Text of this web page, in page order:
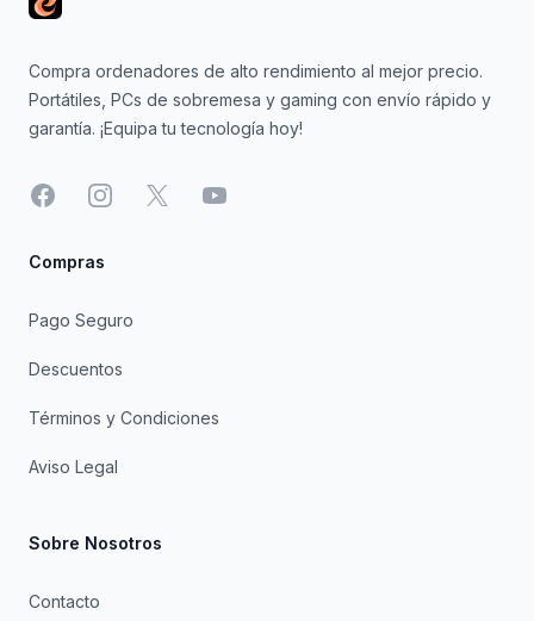
Compra ordenadores de alto rendimiento al mejor precio.
Portátiles, PCs de sobremesa y gaming con envío rápido y
garantía. ¡Equipa tu tecnología hoy!
FacebookInstagram
X YouTube
Compras
Pago Seguro
Descuentos
Términos y Condiciones
Aviso Legal
Sobre Nosotros
Contacto